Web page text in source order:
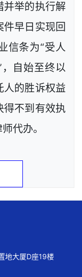
并举的执行解
早日实现回
信条为“受人
自始至终以
人的胜诉权益
得不到有效执
代办。
地大厦D座19楼